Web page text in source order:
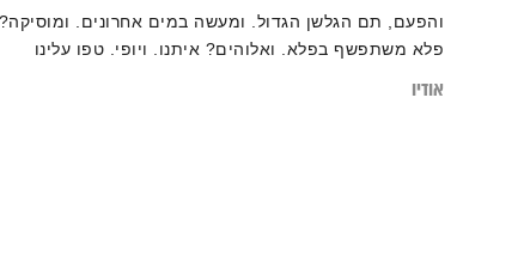
והפעם, תם הגלשן הגדול. ומעשה במים אחרונים. ומוסיקה?
פלא משתפשף בפלא. ואלוהים? איתנו. ויופי. טפו עלינו
אודיו